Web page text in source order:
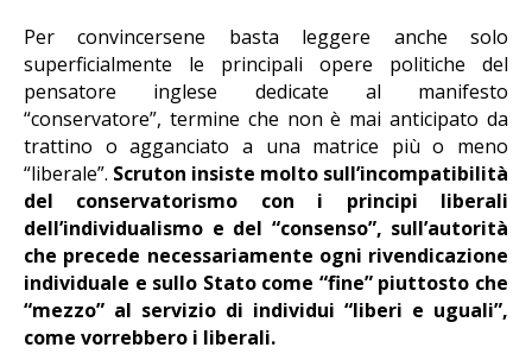
Per convincersene basta leggere anche solo
superficialmente le principali opere politiche del
pensatore inglese dedicate al manifesto
“conservatore”, termine che non è mai anticipato da
trattino o agganciato a una matrice più o meno
“liberale”. Scruton insiste molto sull’incompatibilità
del conservatorismo con i principi liberali
dell’individualismo e del “consenso”, sull’autorità
che precede necessariamente ogni rivendicazione
individuale e sullo Stato come “fine” piuttosto che
“mezzo” al servizio di individui “liberi e uguali”,
come vorrebbero i liberali.